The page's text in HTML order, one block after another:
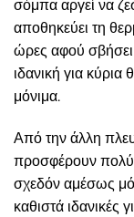
σόμπα αργεί να
αποθηκεύει τη
ώρες αφού σβήσει
ιδανική για κύρια
μόνιμα.
Από την άλλη
προσφέρουν πολύ
σχεδόν αμέσως
καθιστά ιδανικές